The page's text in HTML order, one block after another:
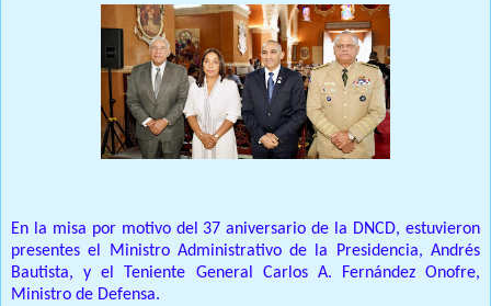
En la misa por motivo del 37 aniversario de la DNCD, estuvieron
presentes el Ministro Administrativo de la Presidencia, Andrés
Bautista, y el Teniente General Carlos A. Fernández Onofre,
Ministro de Defensa.